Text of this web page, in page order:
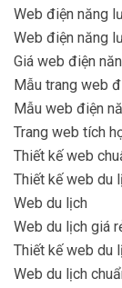
Web điện năng
Web điện năng
Giá web điện
Mẫu trang web
Mẫu web điện
Trang web tích
Thiết kế web
Thiết kế web du
Web du lịch
Web du lịch giá
Thiết kế web du
Web du lịch